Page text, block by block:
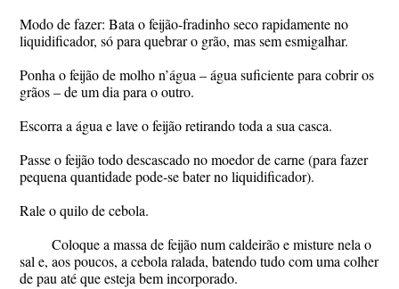
Modo de fazer: Bata o feijão-fradinho seco rapidamente no
liquidificador, só para quebrar o grão, mas sem esmigalhar.
Ponha o feijão de molho n’água – água suficiente para cobrir os
grãos – de um dia para o outro.
Escorra a água e lave o feijão retirando toda a sua casca.
Passe o feijão todo descascado no moedor de carne (para fazer
pequena quantidade pode-se bater no liquidificador).
Rale o quilo de cebola.
Coloque a massa de feijão num caldeirão e misture nela o
sal e, aos poucos, a cebola ralada, batendo tudo com uma colher
de pau até que esteja bem incorporado.